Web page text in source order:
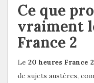
Ce que
vraiment
France 2
Le 20 heures France 2
de sujets austères,